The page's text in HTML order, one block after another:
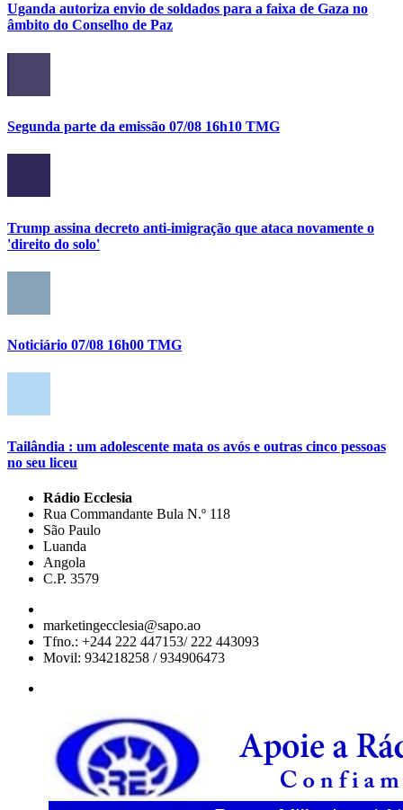
Uganda autoriza envio de soldados para a faixa de Gaza no
âmbito do Conselho de Paz
Segunda parte da emissão 07/08 16h10 TMG
Trump assina decreto anti-imigração que ataca novamente o
'direito do solo'
Noticiário 07/08 16h00 TMG
Tailândia : um adolescente mata os avós e outras cinco pessoas
no seu liceu
Rádio Ecclesia
Rua Commandante Bula N.º 118
São Paulo
Luanda
Angola
C.P. 3579
marketingecclesia@sapo.ao
Tfno.: +244 222 447153/ 222 443093
Movil: 934218258 / 934906473